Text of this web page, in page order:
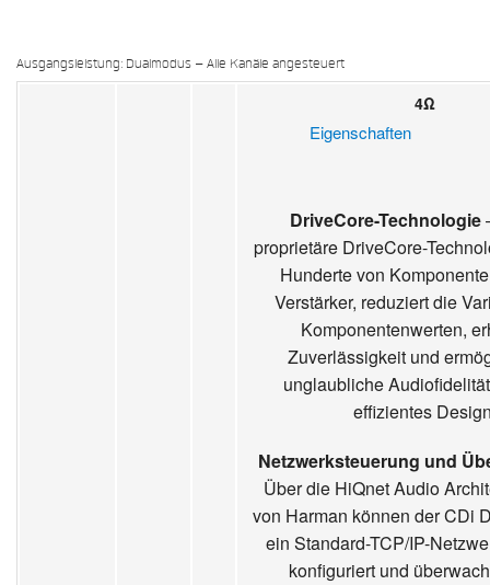
Ausgangsleistung: Dualmodus – Alle Kanäle angesteuert
4Ω
Eigenschaften
DriveCore-Technologie
proprietäre DriveCore-
Hunderte von
Verstärker, reduziert die
Komponentenwerten,
Zuverlässigkeit und
unglaubliche
effizientes
Netzwerksteuerung und
Über die HiQnet Audio
von Harman können der CDi
ein Standard-TCP/IP-
konfiguriert und